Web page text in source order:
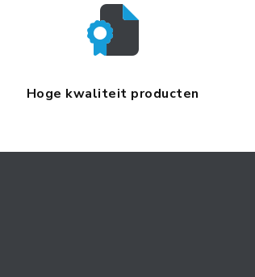
Hoge kwaliteit producten